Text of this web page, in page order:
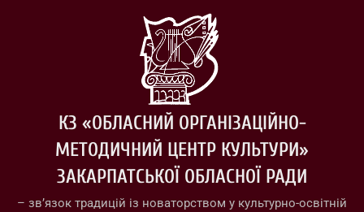
КЗ «ОБЛАСНИЙ ОРГАНІЗАЦІЙНО-
МЕТОДИЧНИЙ ЦЕНТР КУЛЬТУРИ»
ЗАКАРПАТСЬКОЇ ОБЛАСНОЇ РАДИ
– зв’язок традицій із новаторством у культурно-освітній